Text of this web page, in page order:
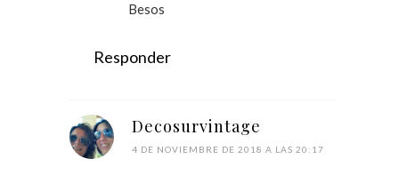
Besos
Responder
Decosurvintage
4 DE NOVIEMBRE DE 2018 A LAS 20:17